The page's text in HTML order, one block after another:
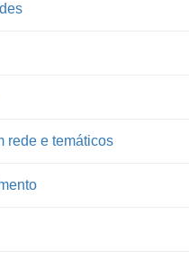
rede e temáticos